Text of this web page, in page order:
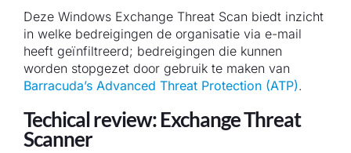
Deze Windows Exchange Threat Scan biedt inzicht
in welke bedreigingen de organisatie via e-mail
heeft geïnfiltreerd; bedreigingen die kunnen
worden stopgezet door gebruik te maken van
Barracuda’s Advanced Threat Protection (ATP).
Techical review: Exchange Threat
Scanner